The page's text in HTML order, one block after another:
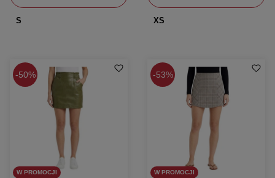
S XS
50%
W PROMOCJI
53%
W PROMOCJI